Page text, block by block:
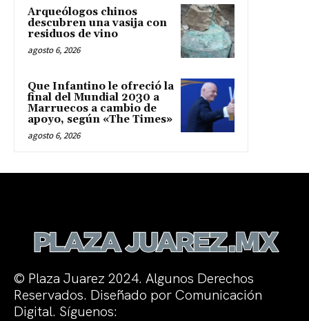
Arqueólogos chinos
descubren una vasija con
residuos de vino
agosto 6, 2026
Que Infantino le ofreció la
final del Mundial 2030 a
Marruecos a cambio de
apoyo, según «The Times»
agosto 6, 2026
© Plaza Juarez 2024. Algunos Derechos
Reservados. Diseñado por Comunicación
Digital. Síguenos: